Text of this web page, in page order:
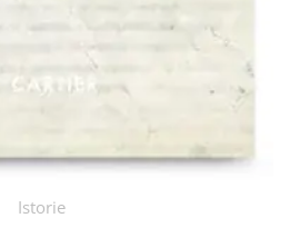
Istorie